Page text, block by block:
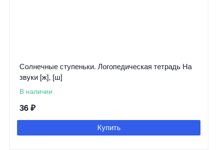
Солнечные ступеньки. Логопедическая тетрадь На
звуки [ж], [ш]
В наличии
36 ₽
Купить